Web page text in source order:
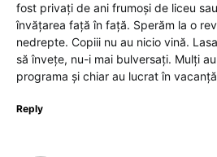
fost privați de ani frumoși de liceu
învățarea față în față. Sperăm la o
nedrepte. Copiii nu au nicio vină.
să învețe, nu-i mai bulversați. Mulți
programa și chiar au lucrat în
Reply